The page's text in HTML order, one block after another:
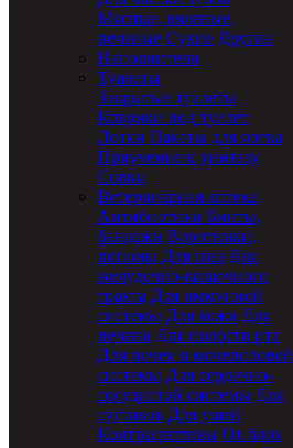
Мясные, вяленые,
печеные Сухие Другие
Наполнители
Туалеты
Закрытые туалеты
Коврики под туалет
Лотки Пакеты для лотка
Приучение к унитазу
Совки
Ветеринарная аптека
Антибиотики Бинты,
бандажи Воротники,
попоны Для глаз Для
желудочно-кишечного
тракта Для иммунной
системы Для кожи Для
печени Для полости рта
Для почек и мочеполовой
системы Для сердечно-
сосудистой системы Для
суставов Для ушей
Контрацептивы От блох